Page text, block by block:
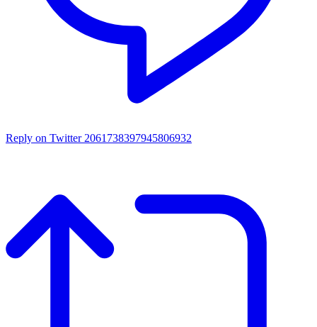
Reply on Twitter 2061738397945806932